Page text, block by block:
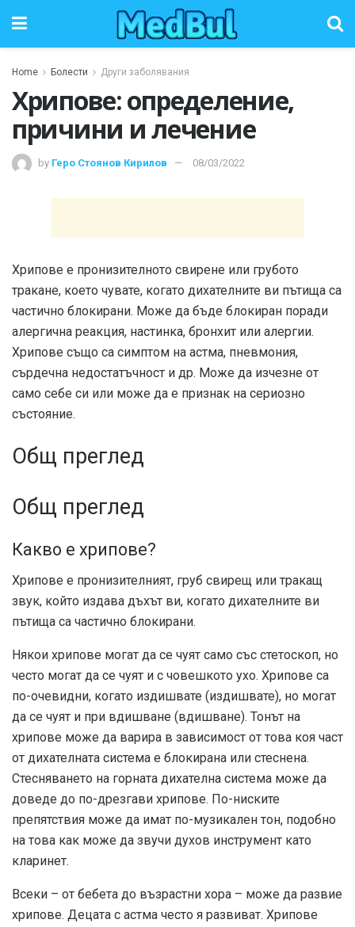
Home Болести Други заболявания
Хрипове: определение,
причини и лечение
by Геро Стоянов Кирилов 08/03/2022
Хрипове е пронизителното свирене или грубото
тракане, което чувате, когато дихателните ви пътища са
частично блокирани. Може да бъде блокиран поради
алергична реакция, настинка, бронхит или алергии.
Хрипове също са симптом на астма, пневмония,
сърдечна недостатъчност и др. Може да изчезне от
само себе си или може да е признак на сериозно
състояние.
Общ преглед
Общ преглед
Какво е хрипове?
Хрипове е пронизителният, груб свирещ или тракащ
звук, който издава дъхът ви, когато дихателните ви
пътища са частично блокирани.
Някои хрипове могат да се чуят само със стетоскоп, но
често могат да се чуят и с човешкото ухо. Хрипове са
по-очевидни, когато издишвате (издишвате), но могат
да се чуят и при вдишване (вдишване). Тонът на
хрипове може да варира в зависимост от това коя част
от дихателната система е блокирана или стеснена.
Стесняването на горната дихателна система може да
доведе до по-дрезгави хрипове. По-ниските
препятствия може да имат по-музикален тон, подобно
на това как може да звучи духов инструмент като
кларинет.
Всеки – от бебета до възрастни хора – може да развие
хрипове. Децата с астма често я развиват. Хрипове